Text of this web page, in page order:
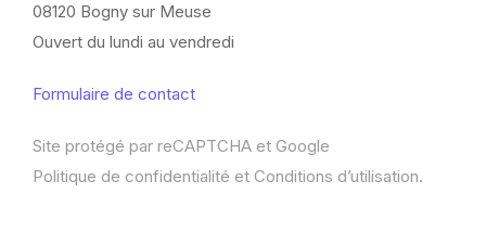
08120 Bogny sur Meuse
Ouvert du lundi au vendredi
Formulaire de contact
Site protégé par reCAPTCHA et Google
Politique de confidentialité et Conditions d’utilisation.